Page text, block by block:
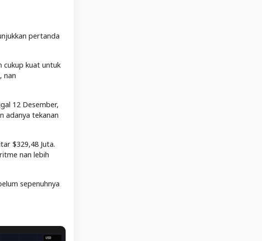
pertanda
cukup kuat untuk
nan
12 Desember,
adanya tekanan
$329,48 Juta.
nan lebih
sepenuhnya